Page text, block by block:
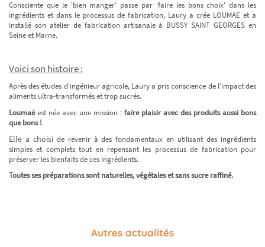
Consciente que le 'bien manger' passe par 'faire les bons choix' dans les
ingrédients et dans le processus de fabrication, Laury a crée LOUMAE et a
installé son atelier de fabrication artisanale à BUSSY SAINT GEORGES en
Seine et Marne.
Voici son histoire :
Après des études d'ingénieur agricole, Laury a pris conscience de l'impact des
aliments ultra-transformés et trop sucrés.
Loumaëest née avec une mission : faire plaisir avec des produits aussi bons
que bons !
Elle a choisi de revenir à des fondamentaux en utilisant des ingrédients
simples et complets tout en repensant les processus de fabrication pour
préserver les bienfaits de ces ingrédients.
Toutes ses préparations sont naturelles, végétales et sans sucre raffiné.
Autres actualités